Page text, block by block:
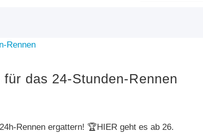
das 24-Stunden-Rennen
Rennen ergattern! 🏆HIER geht es ab 26.